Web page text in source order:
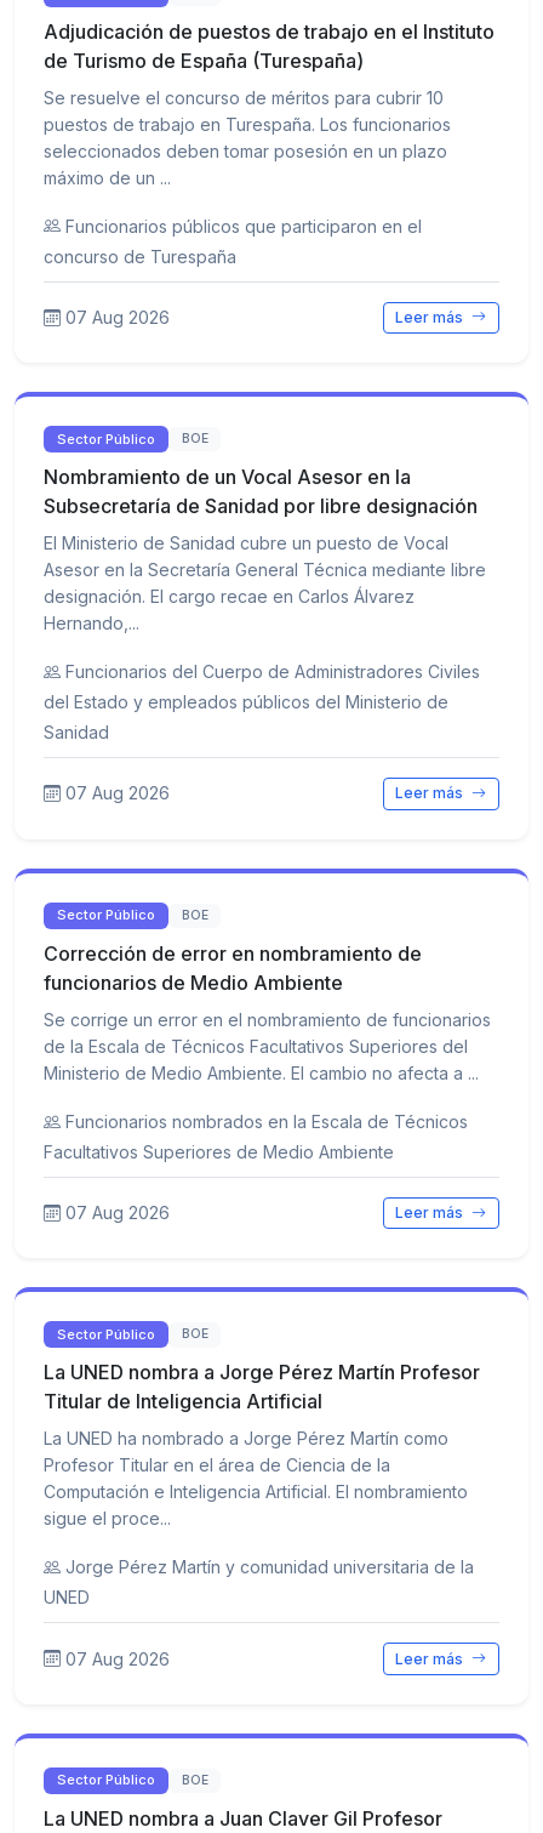
Adjudicación de puestos de trabajo en el Instituto
de Turismo de España (Turespaña)
Se resuelve el concurso de méritos para cubrir 10
puestos de trabajo en Turespaña. Los funcionarios
seleccionados deben tomar posesión en un plazo
máximo de un ...
Funcionarios públicos que participaron en el
concurso de Turespaña
07 Aug 2026 Leer más
Sector Público BOE
Nombramiento de un Vocal Asesor en la
Subsecretaría de Sanidad por libre designación
El Ministerio de Sanidad cubre un puesto de Vocal
Asesor en la Secretaría General Técnica mediante libre
designación. El cargo recae en Carlos Álvarez
Hernando,...
Funcionarios del Cuerpo de Administradores Civiles
del Estado y empleados públicos del Ministerio de
Sanidad
07 Aug 2026 Leer más
Sector Público BOE
Corrección de error en nombramiento de
funcionarios de Medio Ambiente
Se corrige un error en el nombramiento de funcionarios
de la Escala de Técnicos Facultativos Superiores del
Ministerio de Medio Ambiente. El cambio no afecta a ...
Funcionarios nombrados en la Escala de Técnicos
Facultativos Superiores de Medio Ambiente
07 Aug 2026 Leer más
Sector Público BOE
La UNED nombra a Jorge Pérez Martín Profesor
Titular de Inteligencia Artificial
La UNED ha nombrado a Jorge Pérez Martín como
Profesor Titular en el área de Ciencia de la
Computación e Inteligencia Artificial. El nombramiento
sigue el proce...
Jorge Pérez Martín y comunidad universitaria de la
UNED
07 Aug 2026 Leer más
Sector Público BOE
La UNED nombra a Juan Claver Gil Profesor